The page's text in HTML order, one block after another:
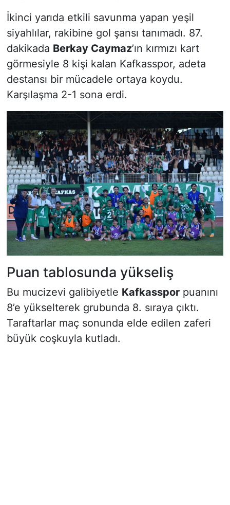
İkinci yarıda etkili savunma yapan yeşil
siyahlılar, rakibine gol şansı tanımadı. 87.
dakikada Berkay Caymaz’ın kırmızı kart
görmesiyle 8 kişi kalan Kafkasspor, adeta
destansı bir mücadele ortaya koydu.
Karşılaşma 2-1 sona erdi.
Puan tablosunda yükseliş
Bu mucizevi galibiyetle Kafkassporpuanını
8’e yükselterek grubunda 8. sıraya çıktı.
Taraftarlar maç sonunda elde edilen zaferi
büyük coşkuyla kutladı.